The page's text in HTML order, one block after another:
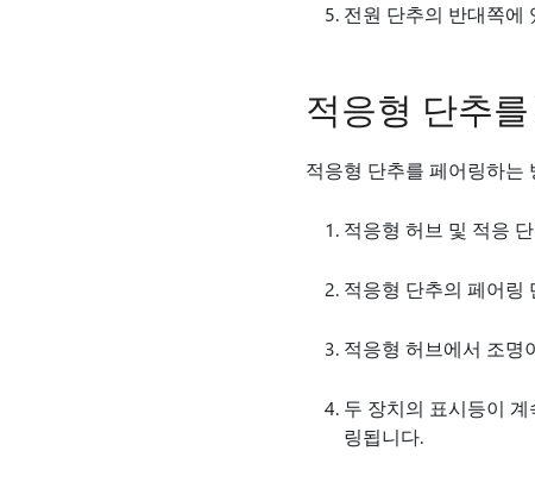
전원 단추의 반대쪽에
적응형 단추
적응형 단추를 페어링하는
적응형 허브 및 적응
적응형 단추의 페어링
적응형 허브에서 조명
두 장치의 표시등이
링됩니다.